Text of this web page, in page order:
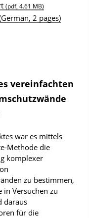
(pdf, 4.61 MB)
2 pages)
vereinfachten
war es mittels
Methode die
komplexer
zu bestimmen,
in Versuchen zu
daraus
für die